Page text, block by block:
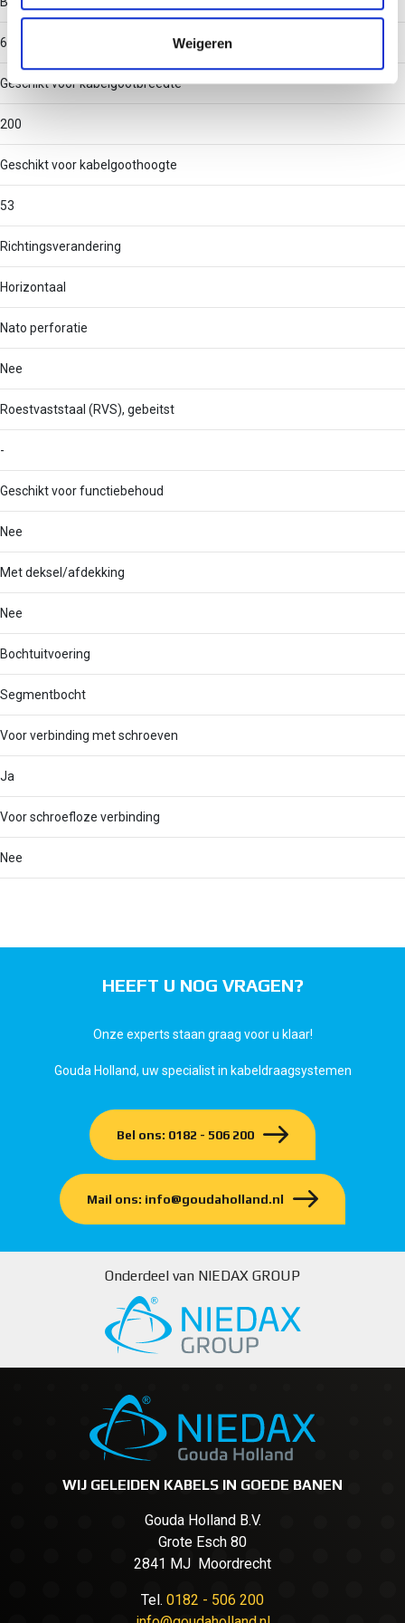
informatie die u aan ze heeft verstrekt of die ze hebben
verzameld op basis van uw gebruik van hun services.
Weigeren
60
Geschikt voor kabelgootbreedte
200
Geschikt voor kabelgoothoogte
53
Richtingsverandering
Horizontaal
Nato perforatie
Nee
Roestvaststaal (RVS), gebeitst
-
Geschikt voor functiebehoud
Nee
Met deksel/afdekking
Nee
Bochtuitvoering
Segmentbocht
Voor verbinding met schroeven
Ja
Voor schroefloze verbinding
Nee
HEEFT U NOG VRAGEN?
Onze experts staan graag voor u klaar!
Gouda Holland, uw specialist in kabeldraagsystemen
Bel ons: 0182 - 506 200
Mail ons: info@goudaholland.nl
Onderdeel van NIEDAX GROUP
WIJ GELEIDEN KABELS IN GOEDE BANEN
Gouda Holland B.V.
Grote Esch 80
2841 MJ Moordrecht
Tel. 0182 - 506 200